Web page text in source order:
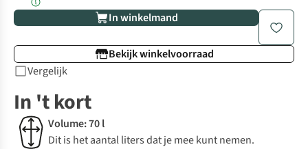
In winkelmand
Bekijk winkelvoorraad
Vergelijk
In 't kort
Volume: 70 l
Dit is het aantal liters dat je mee kunt nemen.